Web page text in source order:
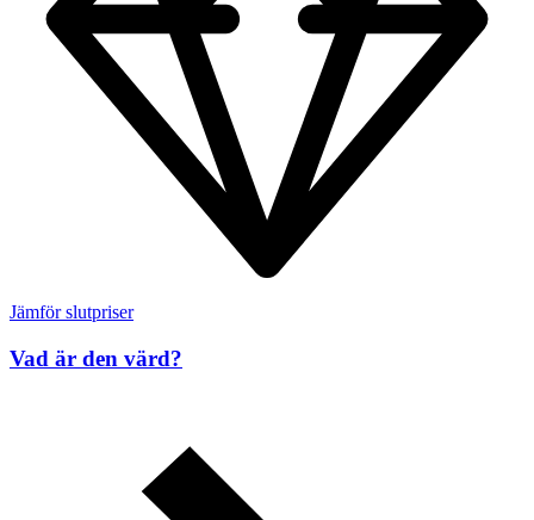
Jämför slutpriser
Vad är den värd?